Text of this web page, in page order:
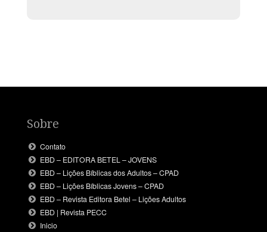
Sobre
Contato
EBD – EDITORA BETEL – JOVENS
EBD – Lições Bíblicas dos Adultos – CPAD
EBD – Lições Bíblicas Jovens – CPAD
EBD – Revista Editora Betel – Lições Adultos
EBD | Revista PECC
Inicio